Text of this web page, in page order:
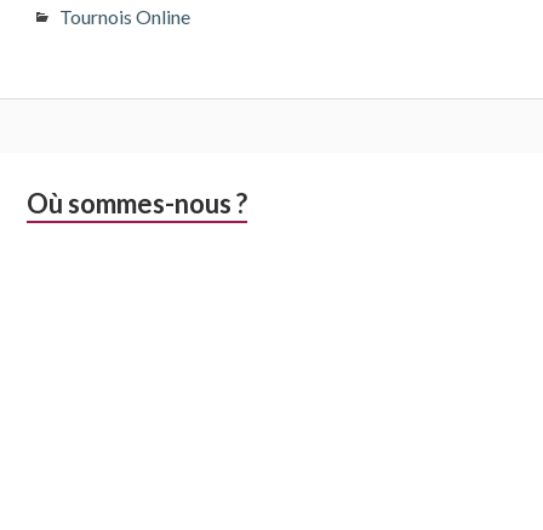
Tournois Online
Colonne
Où sommes-nous ?